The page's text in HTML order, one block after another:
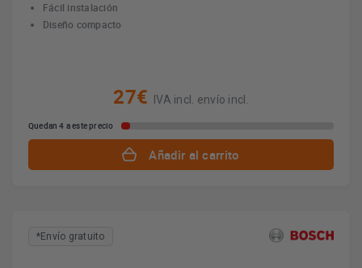
Fácil instalación
Diseño compacto
27€ IVA incl. envío incl.
Quedan 4 a este precio
Añadir al carrito
*Envío gratuito